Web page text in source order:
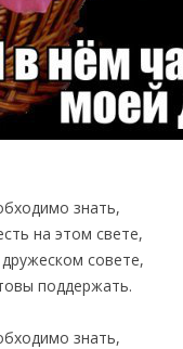
знать,
на этом свете,
совете,
поддержать.
знать,